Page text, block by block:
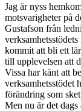
Jag är nyss
motsvarigheter på
Gustafson från
kommit att bli ett
till upplevelsen att
Vissa har känt att
verksamhetsstödet
förändring som
Men nu är det dags